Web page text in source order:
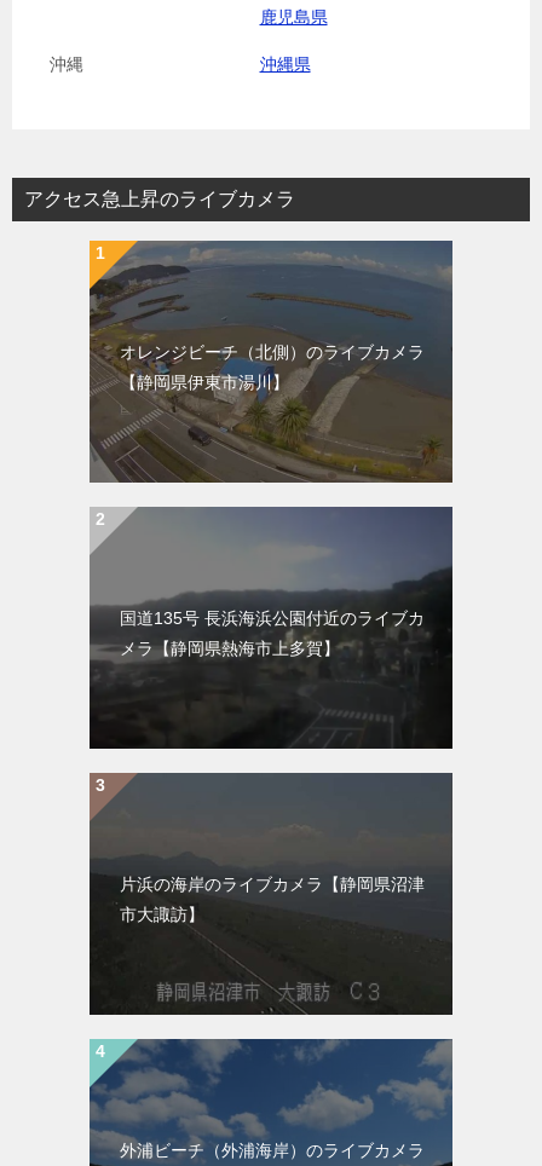
鹿児島県
沖縄 沖縄県
アクセス急上昇のライブカメラ
オレンジビーチ（北側）のライブカメラ
【静岡県伊東市湯川】
国道135号 長浜海浜公園付近のライブカ
メラ【静岡県熱海市上多賀】
片浜の海岸のライブカメラ【静岡県沼津
市大諏訪】
外浦ビーチ（外浦海岸）のライブカメラ